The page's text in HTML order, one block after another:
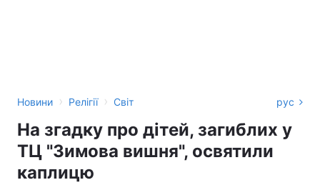
Новини › Релігії › Світ рус
На згадку про дітей, загиблих у
ТЦ "Зимова вишня", освятили
каплицю